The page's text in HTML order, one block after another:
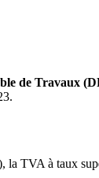
de Travaux
.
TVA à taux